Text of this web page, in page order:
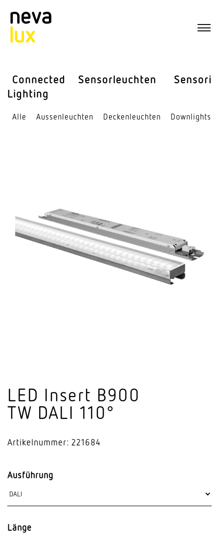
Connected
Lighting
Sensor­leuchten Sensorik
Alle Aussen­leuchten Decken­leuchten Down­lights
LED Insert B900
TW DALI 110°
Artikelnummer: 221684
Ausführung
Länge